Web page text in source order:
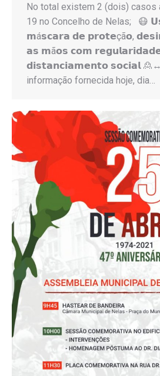
No total existem 2 (dois) casos
19 no Concelho de Nelas; 😷
𝗺á𝘀𝗰𝗮𝗿𝗮 𝗱𝗲 𝗽𝗿𝗼𝘁𝗲çã𝗼,
𝗮𝘀 𝗺ã𝗼𝘀 𝗰𝗼𝗺
𝗱𝗶𝘀𝘁𝗮𝗻𝗰𝗶𝗮𝗺𝗲𝗻𝘁𝗼 𝘀𝗼𝗰𝗶𝗮𝗹
informação fornecida hoje, dia…